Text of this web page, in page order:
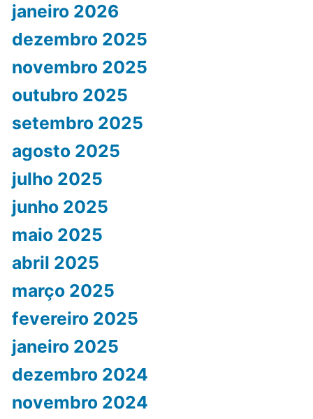
janeiro 2026
dezembro 2025
novembro 2025
outubro 2025
setembro 2025
agosto 2025
julho 2025
junho 2025
maio 2025
abril 2025
março 2025
fevereiro 2025
janeiro 2025
dezembro 2024
novembro 2024